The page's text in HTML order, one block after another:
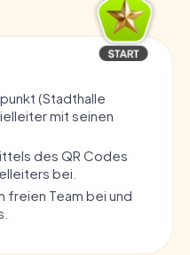
(Stadthalle
mit seinen
des QR Codes
bei.
freien Team bei und